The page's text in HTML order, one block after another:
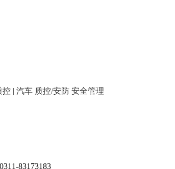
控 | 汽车 质控/安防 安全管理
83173183